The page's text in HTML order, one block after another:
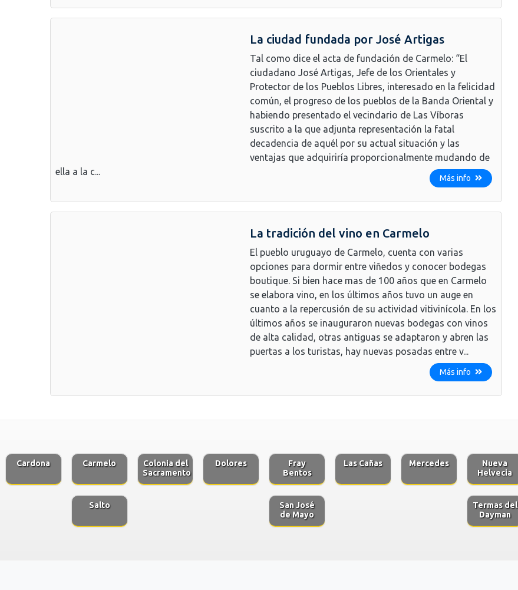
La ciudad fundada por José Artigas
Tal como dice el acta de fundación de Carmelo: “El
ciudadano José Artigas, Jefe de los Orientales y
Protector de los Pueblos Libres, interesado en la felicidad
común, el progreso de los pueblos de la Banda Oriental y
habiendo presentado el vecindario de Las Víboras
suscrito a la que adjunta representación la fatal
decadencia de aquél por su actual situación y las
ventajas que adquiriría proporcionalmente mudando de
ella a la c...
Más info
La tradición del vino en Carmelo
El pueblo uruguayo de Carmelo, cuenta con varias
opciones para dormir entre viñedos y conocer bodegas
boutique. Si bien hace mas de 100 años que en Carmelo
se elabora vino, en los últimos años tuvo un auge en
cuanto a la repercusión de su actividad vitivinícola. En los
últimos años se inauguraron nuevas bodegas con vinos
de alta calidad, otras antiguas se adaptaron y abren las
puertas a los turistas, hay nuevas posadas entre v...
Más info
Cardona Carmelo
Colonia del
Sacramento
Dolores
Fray
Bentos
Las Cañas Mercedes
Nueva
Helvecia
Salto
San José
de Mayo
Termas del
Dayman